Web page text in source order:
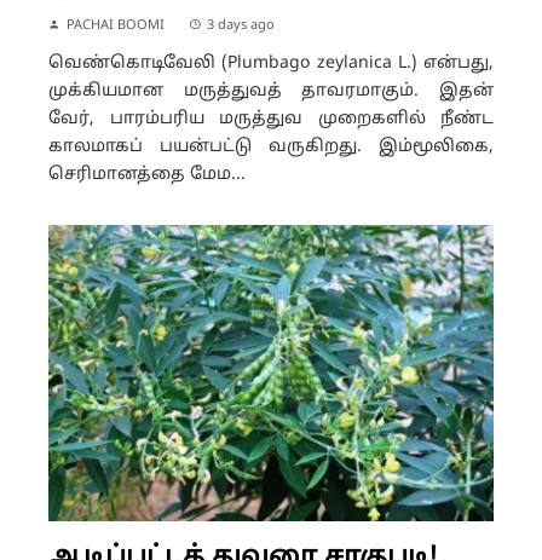
PACHAI BOOMI 3 days ago
வெண்கொடிவேலி (Plumbago zeylanica L.) என்பது,
முக்கியமான மருத்துவத் தாவரமாகும். இதன்
வேர், பாரம்பரிய மருத்துவ முறைகளில் நீண்ட
காலமாகப் பயன்பட்டு வருகிறது. இம்மூலிகை,
செரிமானத்தை மேம...